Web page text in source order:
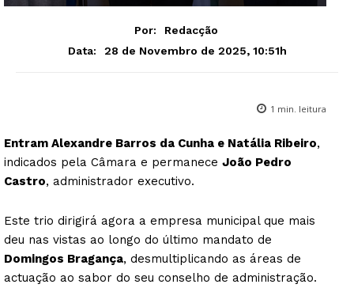
Por:
Redacção
Data:
28 de Novembro de 2025, 10:51h
1 min. leitura
Entram Alexandre Barros da Cunha e Natália Ribeiro,
indicados pela Câmara e permanece João Pedro
Castro, administrador executivo.
Este trio dirigirá agora a empresa municipal que mais
deu nas vistas ao longo do último mandato de
Domingos Bragança, desmultiplicando as áreas de
actuação ao sabor do seu conselho de administração.